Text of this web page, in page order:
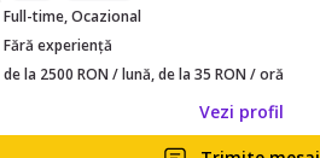
Full-time, Ocazional
Fără experiență
de la 2500 RON / lună, de la 35 RON / oră
Vezi profil